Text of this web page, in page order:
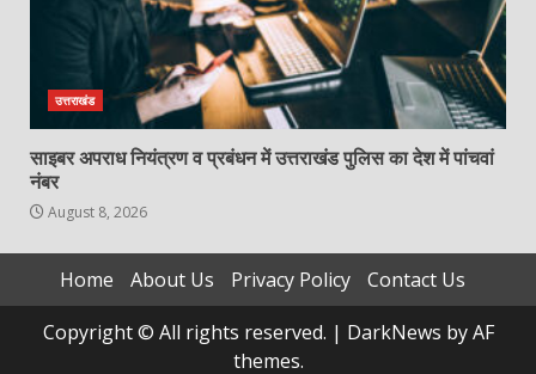
उत्तराखंड
साइबर अपराध नियंत्रण व प्रबंधन में उत्तराखंड पुलिस का देश में पांचवां
नंबर
August 8, 2026
Home About Us Privacy Policy
Contact Us
Copyright © All rights reserved. | DarkNews by AF
themes.